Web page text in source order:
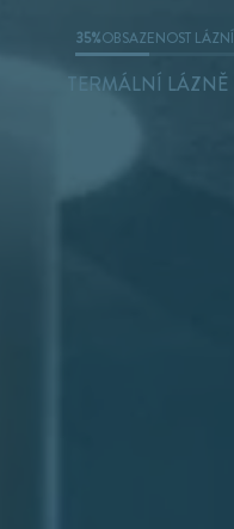
35%OBSAZENOST LÁZNÍ
TERMÁLNÍ LÁZNĚ